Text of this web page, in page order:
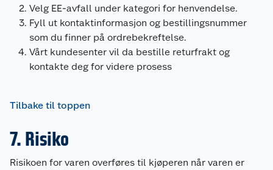
Velg EE-avfall under kategori for henvendelse.
Fyll ut kontaktinformasjon og bestillingsnummer
som du finner på ordrebekreftelse.
Vårt kundesenter vil da bestille returfrakt og
kontakte deg for videre prosess
Tilbake til toppen
7. Risiko
Risikoen for varen overføres til kjøperen når varen er